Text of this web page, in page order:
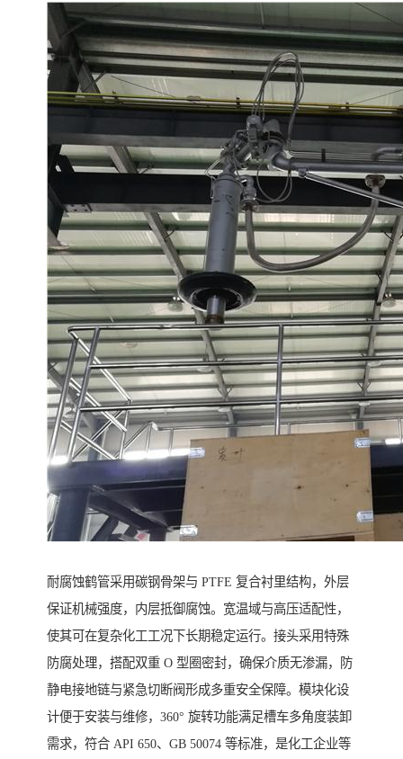
耐腐蚀鹤管采用碳钢骨架与 PTFE 复合衬里结构，外层
保证机械强度，内层抵御腐蚀。宽温域与高压适配性，
使其可在复杂化工工况下长期稳定运行。接头采用特殊
防腐处理，搭配双重 O 型圈密封，确保介质无渗漏，防
静电接地链与紧急切断阀形成多重安全保障。模块化设
计便于安装与维修，360° 旋转功能满足槽车多角度装卸
需求，符合 API 650、GB 50074 等标准，是化工企业等